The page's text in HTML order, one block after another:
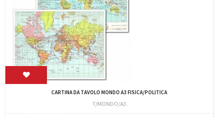
CARTINA DA TAVOLO MONDO A3 FISICA/POLITICA
T/MONDO/A3